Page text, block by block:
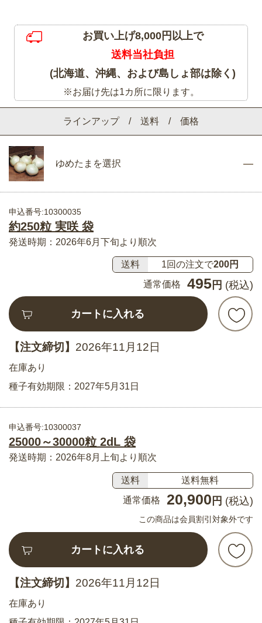
ラインアップ / 送料 / 価格
ゆめたまを選択
申込番号:10300035
約250粒 実咲 袋
発送時期：2026年6月下旬より順次
送料 1回の注文で200円
通常価格
495 円 (税込)
カートに入れる
【注文締切】 2026年11月12日
在庫あり
種子有効期限：2027年5月31日
申込番号:10300037
25000～30000粒 2dL 袋
発送時期：2026年8月上旬より順次
送料
送料無料
通常価格
20,900 円 (税込)
この商品は会員割引対象外です
カートに入れる
【注文締切】 2026年11月12日
在庫あり
お買い上げ8,000円以上で
送料当社負担
(北海道、沖縄、および島しょ部は除く)
※お届け先は1カ所に限ります。